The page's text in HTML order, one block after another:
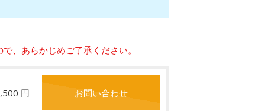
、あらかじめご了承ください。
円 お問い合わせ